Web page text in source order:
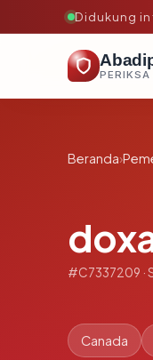
Didukung
Beranda›
#C7337209 ·
Canada